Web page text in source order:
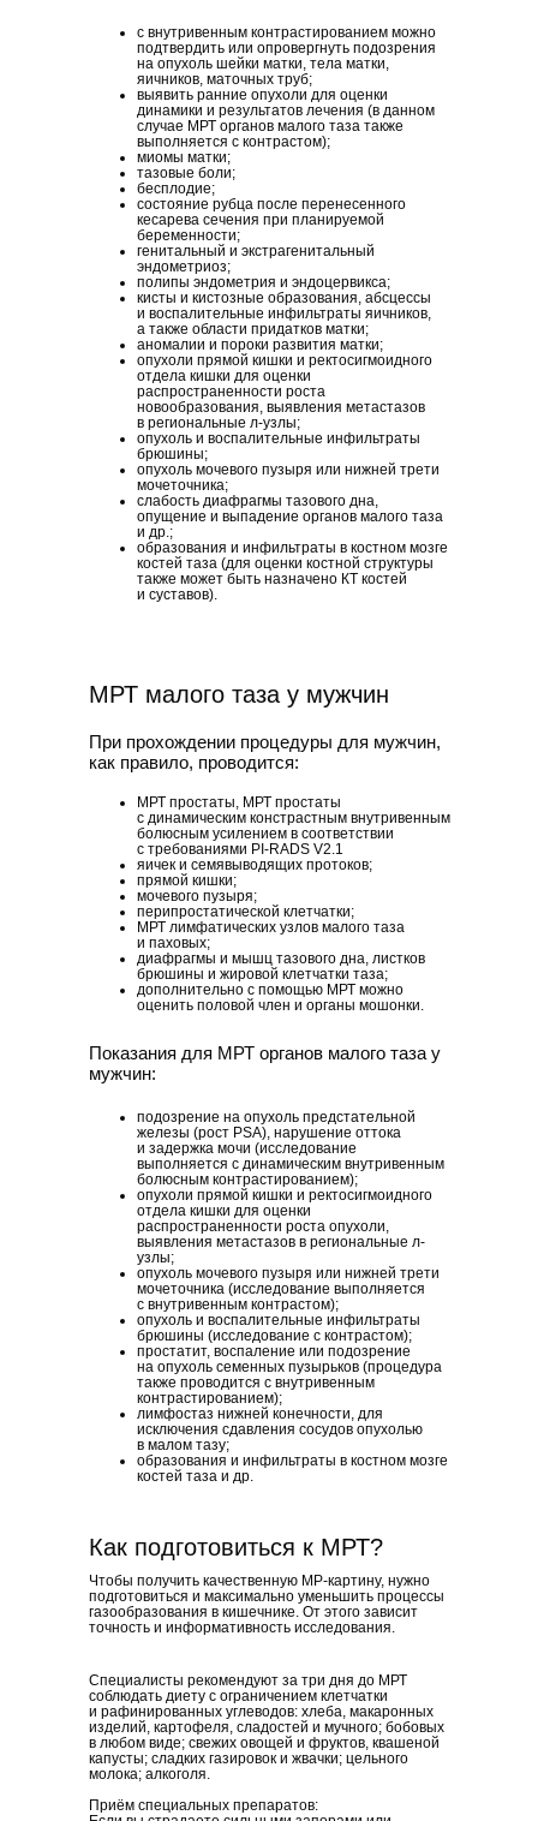
МРТ малого таза у мужчин
Как подготовиться к МРТ?
Чтобы получить качественную МР-картину, нужно
подготовиться и максимально уменьшить процессы
газообразования в кишечнике. От этого зависит
точность и информативность исследования.
Специалисты рекомендуют за три дня до МРТ
соблюдать диету с ограничением клетчатки
и рафинированных углеводов: хлеба, макаронных
изделий, картофеля, сладостей и мучного; бобовых
в любом виде; свежих овощей и фруктов, квашеной
капусты; сладких газировок и жвачки; цельного
молока; алкоголя.
Приём специальных препаратов:
МРТ простаты, МРТ простаты
с динамическим констрастным внутривенным
болюсным усилением в соответствии
с требованиями PI-RADS V2.1
яичек и семявыводящих протоков;
прямой кишки;
мочевого пузыря;
перипростатической клетчатки;
МРТ лимфатических узлов малого таза
и паховых;
диафрагмы и мышц тазового дна, листков
брюшины и жировой клетчатки таза;
дополнительно с помощью МРТ можно
оценить половой член и органы мошонки.
с внутривенным контрастированием можно
подтвердить или опровергнуть подозрения
на опухоль шейки матки, тела матки,
яичников, маточных труб;
выявить ранние опухоли для оценки
динамики и результатов лечения (в данном
случае МРТ органов малого таза также
выполняется с контрастом);
миомы матки;
тазовые боли;
бесплодие;
состояние рубца после перенесенного
кесарева сечения при планируемой
беременности;
генитальный и экстрагенитальный
эндометриоз;
полипы эндометрия и эндоцервикса;
кисты и кистозные образования, абсцессы
и воспалительные инфильтраты яичников,
а также области придатков матки;
аномалии и пороки развития матки;
опухоли прямой кишки и ректосигмоидного
отдела кишки для оценки
распространенности роста
новообразования, выявления метастазов
в региональные л-узлы;
опухоль и воспалительные инфильтраты
брюшины;
опухоль мочевого пузыря или нижней трети
мочеточника;
слабость диафрагмы тазового дна,
опущение и выпадение органов малого таза
и др.;
образования и инфильтраты в костном мозге
костей таза (для оценки костной структуры
также может быть назначено КТ костей
и суставов).
подозрение на опухоль предстательной
железы (рост PSA), нарушение оттока
и задержка мочи (исследование
выполняется с динамическим внутривенным
болюсным контрастированием);
опухоли прямой кишки и ректосигмоидного
отдела кишки для оценки
распространенности роста опухоли,
выявления метастазов в региональные л-
узлы;
опухоль мочевого пузыря или нижней трети
мочеточника (исследование выполняется
с внутривенным контрастом);
опухоль и воспалительные инфильтраты
брюшины (исследование с контрастом);
простатит, воспаление или подозрение
на опухоль семенных пузырьков (процедура
также проводится с внутривенным
контрастированием);
лимфостаз нижней конечности, для
исключения сдавления сосудов опухолью
в малом тазу;
образования и инфильтраты в костном мозге
костей таза и др.
При прохождении процедуры для мужчин,
как правило, проводится:
Показания для МРТ органов малого таза у
мужчин: